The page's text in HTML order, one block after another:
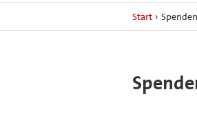
Start › Spenden